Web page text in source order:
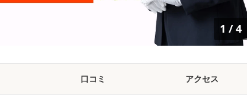
1 /4
口コミ アクセス